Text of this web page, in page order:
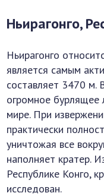
Ньирагонго,
Ньирагонго
является самым
составляет 3470 м.
огромное бурлящее
мире. При
практически
уничтожая все
наполняет кратер.
Республике Конго,
исследован.